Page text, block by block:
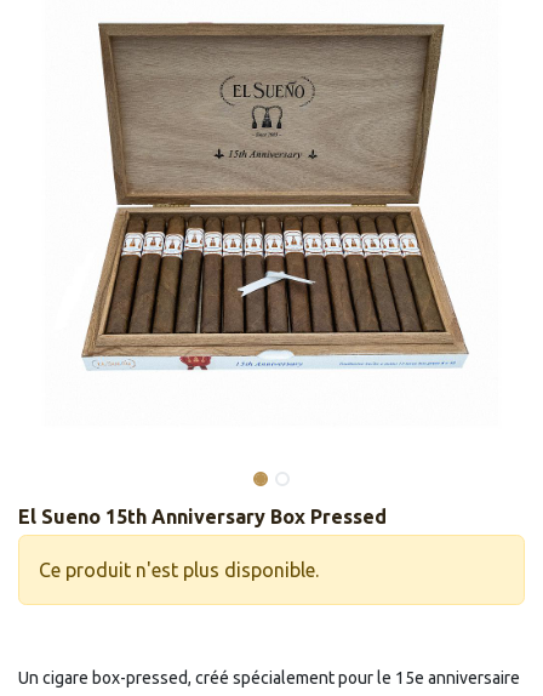
El Sueno 15th Anniversary Box Pressed
Ce produit n'est plus disponible.
Un cigare box-pressed, créé spécialement pour le 15e anniversaire